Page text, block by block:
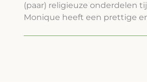
(paar) religieuze onderdelen
Monique heeft een prettige